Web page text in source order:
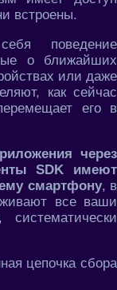
встроены.
поведение
о ближайших
или даже
как сейчас
его в
через
SDK имеют
смартфону, в
все ваши
цепочка сбора